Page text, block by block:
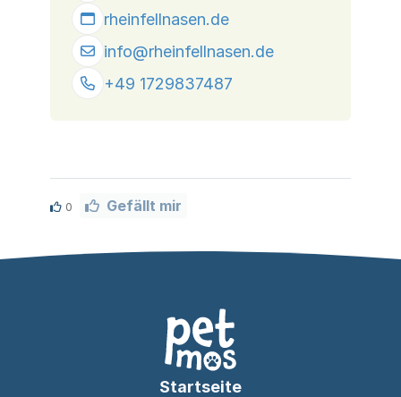
rheinfellnasen.de
info@rheinfellnasen.de
+49 1729837487
0 Gefällt mir
Startseite